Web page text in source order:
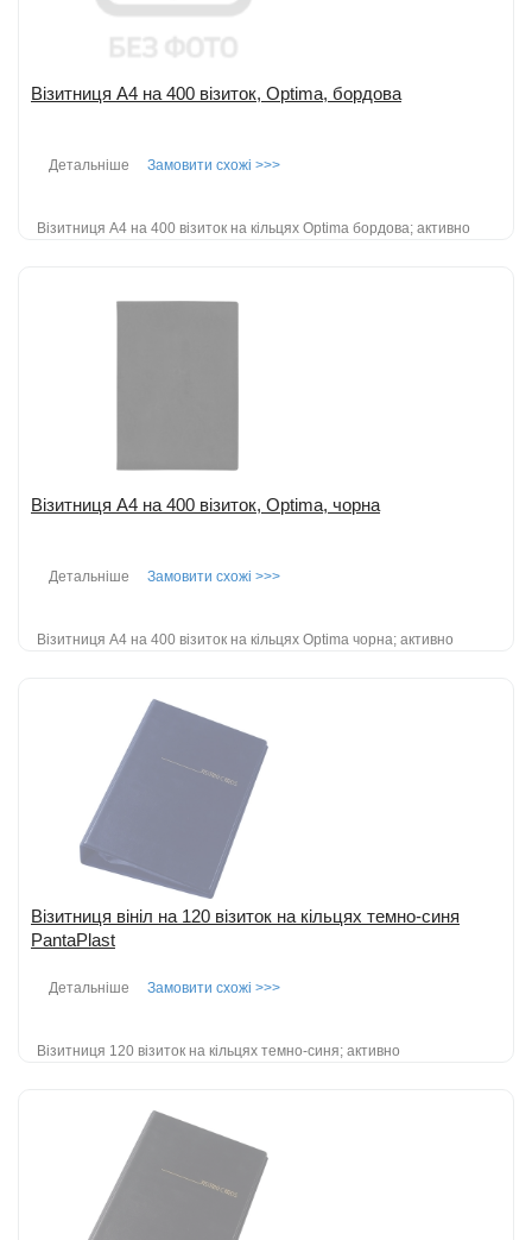
Візитниця А4 на 400 візиток, Optima, бордова
Замовити схожі >>>
Детальніше
Візитниця А4 на 400 візиток на кільцях Optima бордова; активно
Візитниця А4 на 400 візиток, Optima, чорна
Замовити схожі >>>
Детальніше
Візитниця А4 на 400 візиток на кільцях Optima чорна; активно
Додати до порівняння
Візитниця вініл на 120 візиток на кільцях темно-синя
PantaPlast
Замовити схожі >>>
Детальніше
Візитниця 120 візиток на кільцях темно-синя; активно
Додати до порівняння